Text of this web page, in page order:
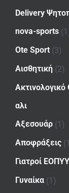
Delivery
nova-sports
Ote Sport (3)
Αισθητική (2)
Ακτινολογικό
αλι
Αξεσουάρ (1)
Αποφράξεις
Γιατροί
Γυναίκα (1)